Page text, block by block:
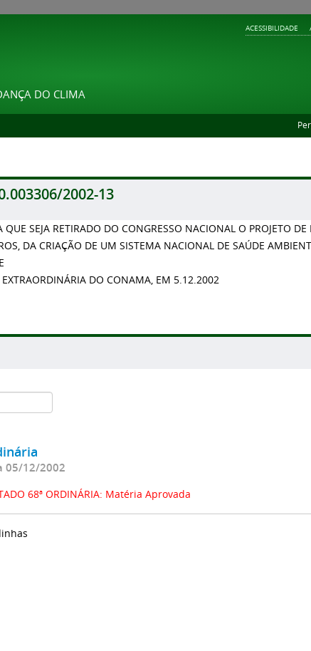
ACESSIBILIDADE
DO CLIMA
2002-13
QUE SEJA RETIRADO DO CONGRESSO NACIONAL O PROJETO
DA CRIAÇÃO DE UM SISTEMA NACIONAL DE SAÚDE
DO CONAMA, EM 5.12.2002
05/12/2002
68ª ORDINÁRIA: Matéria Aprovada